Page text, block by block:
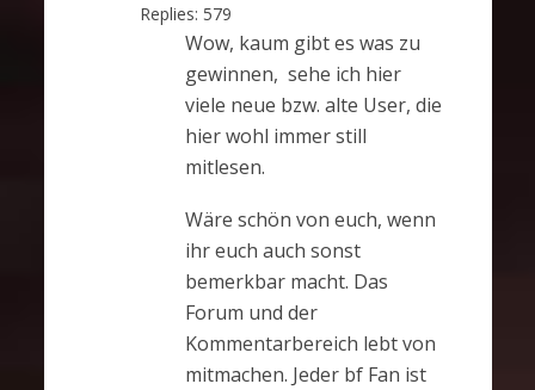
Replies: 579
Wow, kaum gibt es was zu
gewinnen, sehe ich hier
viele neue bzw. alte User, die
hier wohl immer still
mitlesen.
Wäre schön von euch, wenn
ihr euch auch sonst
bemerkbar macht. Das
Forum und der
Kommentarbereich lebt von
mitmachen. Jeder bf Fan ist